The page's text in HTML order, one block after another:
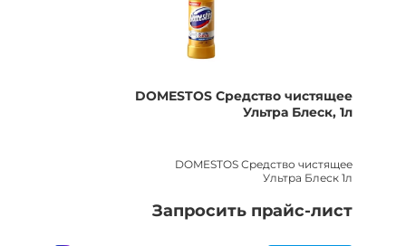
DOMESTOS Средство чистящее
Ультра Блеск, 1л
DOMESTOS Средство чистящее
Ультра Блеск 1л
Запросить прайс-лист